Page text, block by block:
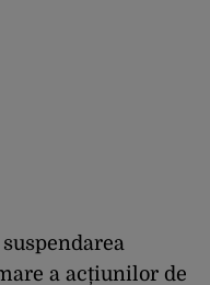
a acțiunilor de